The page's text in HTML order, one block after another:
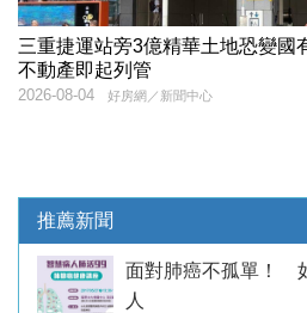
三重捷運站旁3億精華土地恐變
不動產即起列管
好房網／新聞中心
2026-08-04
推薦新聞
面對肺癌不孤單！
人